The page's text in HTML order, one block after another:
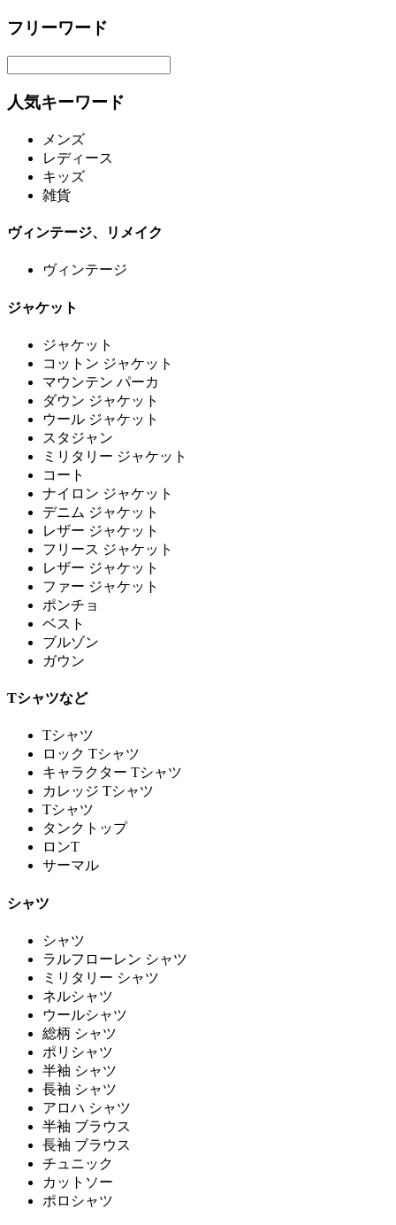
フリーワード
人気キーワード
メンズ
レディース
キッズ
雑貨
ヴィンテージ、リメイク
ヴィンテージ
ジャケット
ジャケット
コットン ジャケット
マウンテン パーカ
ダウン ジャケット
ウール ジャケット
スタジャン
ミリタリー ジャケット
コート
ナイロン ジャケット
デニム ジャケット
レザー ジャケット
フリース ジャケット
レザー ジャケット
ファー ジャケット
ポンチョ
ベスト
ブルゾン
ガウン
Tシャツなど
Tシャツ
ロック Tシャツ
キャラクター Tシャツ
カレッジ Tシャツ
Tシャツ
タンクトップ
ロンT
サーマル
シャツ
シャツ
ラルフローレン シャツ
ミリタリー シャツ
ネルシャツ
ウールシャツ
総柄 シャツ
ポリシャツ
半袖 シャツ
長袖 シャツ
アロハ シャツ
半袖 ブラウス
長袖 ブラウス
チュニック
カットソー
ポロシャツ